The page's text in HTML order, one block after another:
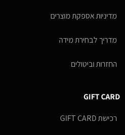
מדיניות אספקת מוצרים
מדריך לבחירת מידה
החזרות וביטולים
GIFT CARD
רכישת GIFT CARD